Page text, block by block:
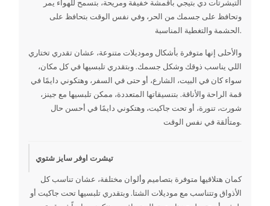
التيشرتات دي بتيجي بأقمشة خفيفة ومريحة، بتسمح للهواء يمر
وتحافظ على جسمك من الحر، وفي نفس الوقت بتحافظ على
الحشمة والتغطية المناسبة.
والأحلى إنها متوفرة بأشكال وموديلات متنوعة، عشان تقدري تختاري
اللي يناسب ذوقك وشكل جسمك. وبتقدري تلبسيها في كل مكان،
سواء كان في البيت، الشارع، أو حتى في السفر، وهتكوني دايمًا في
قمة الراحة والأناقة. بتنسيقاتها المتعددة، ممكن تلبسيها مع جينز،
شورت، تنورة، أو تحت جاكيت، وهتكوني دايمًا في أحسن حال
ومتألقة في نفس الوقت.
تيشرت اوفر سايز شتوي
كمان هتلاقيها متوفرة بتصاميم وألوان مختلفة، عشان تناسب كل
الأذواق وتتناسب مع موديلات الشتا. وبتقدري تلبسيها تحت جاكيت أو